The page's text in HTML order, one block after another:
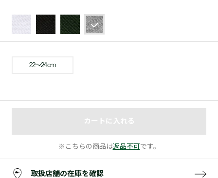
22〜24cm
カートに入れる
※こちらの商品は返品不可 です。
取扱店舗の在庫を確認